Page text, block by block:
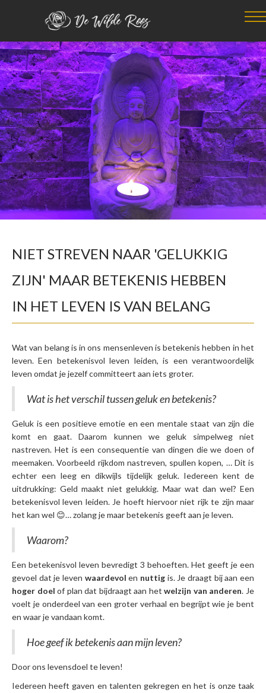
NIET STREVEN NAAR 'GELUKKIG
ZIJN' MAAR BETEKENIS HEBBEN
IN HET LEVEN IS VAN BELANG
Wat van belang is in ons mensenleven is betekenis hebben in het
leven. Een betekenisvol leven leiden, is een verantwoordelijk
leven omdat je jezelf committeert aan iets groter.
Wat is het verschil tussen geluk en betekenis?
Geluk is een positieve emotie en een mentale staat van zijn die
komt en gaat. Daarom kunnen we geluk simpelweg niet
nastreven. Het is een consequentie van dingen die we doen of
meemaken. Voorbeeld rijkdom nastreven, spullen kopen, … Dit is
echter een leeg en dikwijls tijdelijk geluk. Iedereen kent de
uitdrukking: Geld maakt niet gelukkig. Maar wat dan wel? Een
betekenisvol leven leiden. Je hoeft hiervoor niet rijk te zijn maar
het kan wel 😊… zolang je maar betekenis geeft aan je leven.
Waarom?
Een betekenisvol leven bevredigt 3 behoeften. Het geeft je een
gevoel dat je leven waardevolen nuttig is. Je draagt bij aan een
hoger doelof plan dat bijdraagt aan hetwelzijn van anderen. Je
voelt je onderdeel van een groter verhaal en begrijpt wie je bent
en waar je vandaan komt.
Hoe geef ik betekenis aan mijn leven?
Door ons levensdoel te leven!
Iedereen heeft gaven en talenten gekregen en het is onze taak